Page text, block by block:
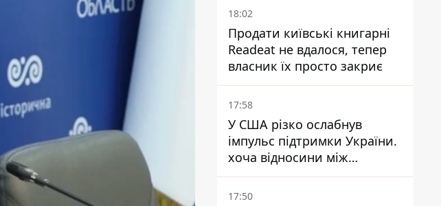
18:02
Продати київські книгарні
Readeat не вдалося, тепер
власник їх просто закриє
17:58
У США різко ослабнув
імпульс підтримки України.
хоча відносини між
Зеленським і Трампом
донедавна покращувалися -
17:50